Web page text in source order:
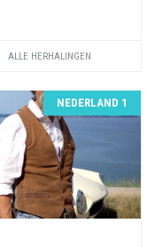
ALLE HERHALINGEN
NEDERLAND 1